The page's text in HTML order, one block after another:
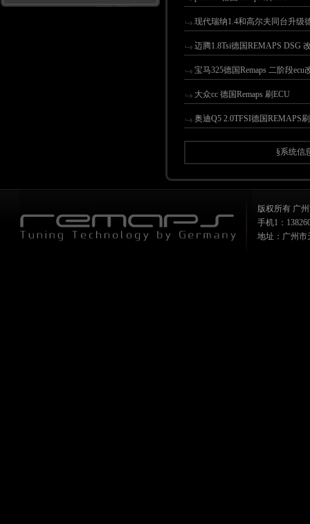
现代瑞纳1.4和高尔夫同台升级
迈腾1.8Tsi德国REMAPS DSG
宝马325德国Remaps 二阶段ecu
大众cc 德国Remaps 刷ECU
奥迪Q5 2.0TFSI德国REMAPS
§系统信
版权所有 广
手机1：
地址：广州市